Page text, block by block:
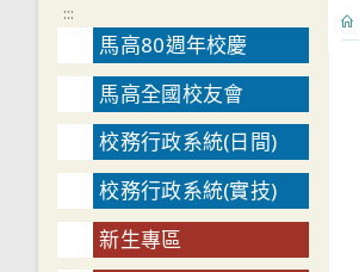
:::
馬高80週年校慶
馬高全國校友會
校務行政系統(日間)
校務行政系統(實技)
新生專區